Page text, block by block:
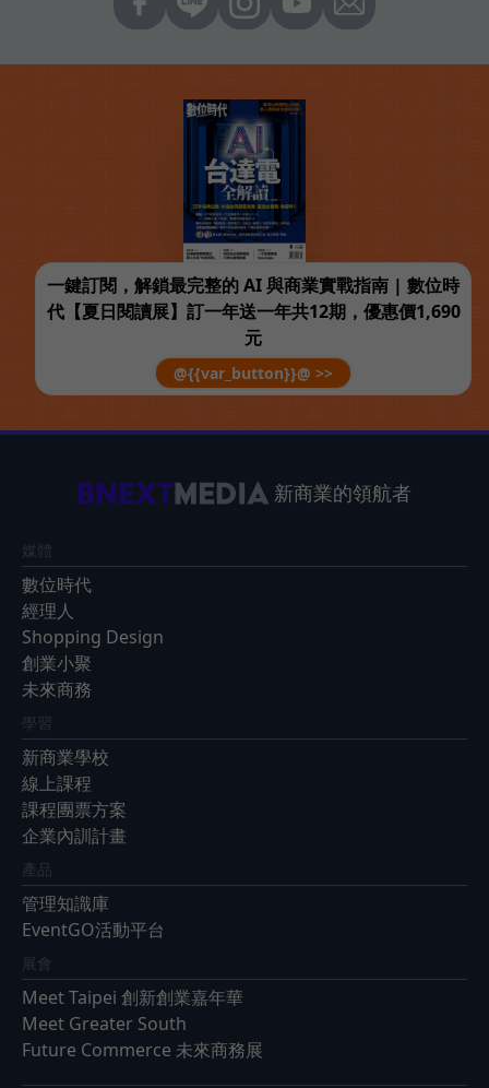
一鍵訂閱，解鎖最完整的 AI 與商業實戰指南 | 數位時
代【夏日閱讀展】訂一年送一年共12期，優惠價1,690
元
@{{var_button}}@ >>
新商業的領航者
媒體
數位時代
經理人
Shopping Design
創業小聚
未來商務
學習
新商業學校
線上課程
課程團票方案
企業內訓計畫
產品
管理知識庫
EventGO活動平台
展會
Meet Taipei 創新創業嘉年華
Meet Greater South
Future Commerce 未來商務展